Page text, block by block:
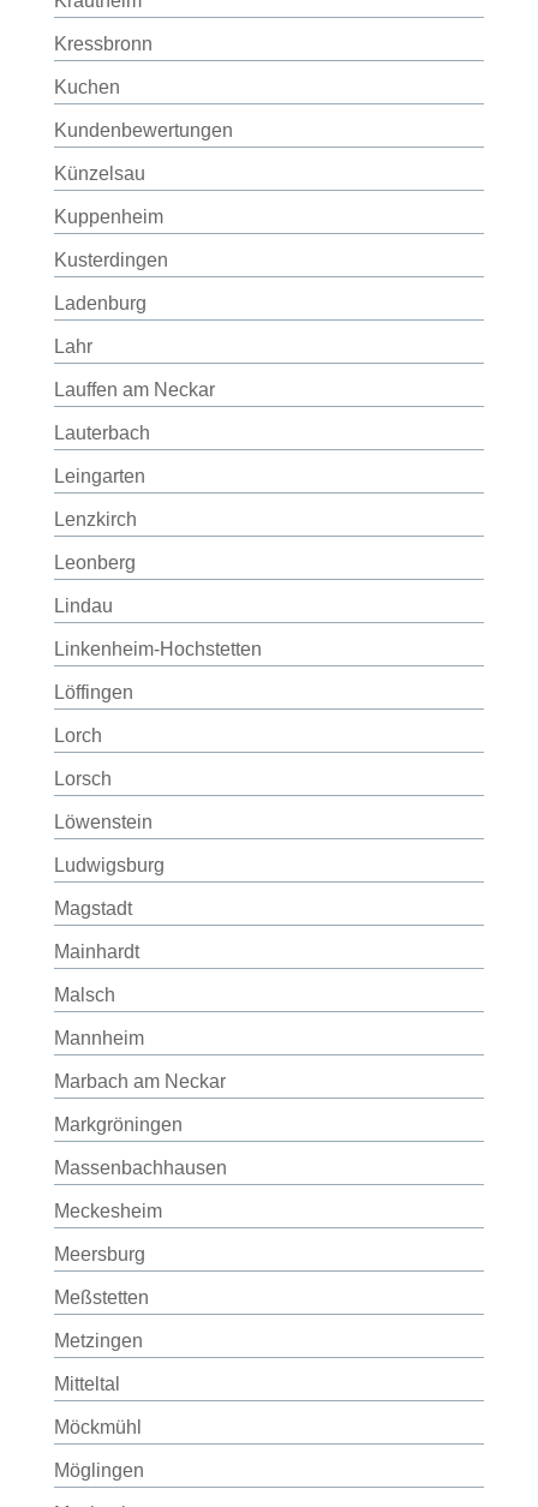
Kressbronn
Kuchen
Kundenbewertungen
Künzelsau
Kuppenheim
Kusterdingen
Ladenburg
Lahr
Lauffen am Neckar
Lauterbach
Leingarten
Lenzkirch
Leonberg
Lindau
Linkenheim-Hochstetten
Löffingen
Lorch
Lorsch
Löwenstein
Ludwigsburg
Magstadt
Mainhardt
Malsch
Mannheim
Marbach am Neckar
Markgröningen
Massenbachhausen
Meckesheim
Meersburg
Meßstetten
Metzingen
Mitteltal
Möckmühl
Möglingen